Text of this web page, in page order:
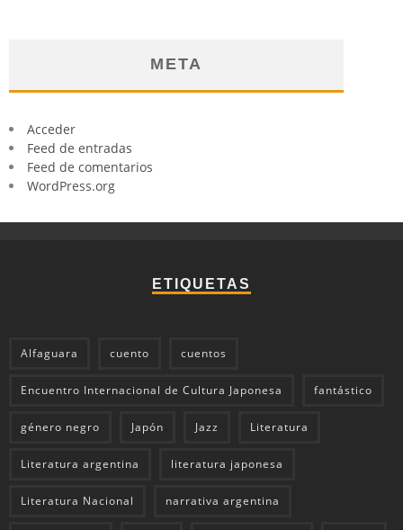
META
Acceder
Feed de entradas
Feed de comentarios
WordPress.org
ETIQUETAS
Alfaguara cuento cuentos
Encuentro Internacional de Cultura Japonesa fantástico
género negro Japón Jazz Literatura
Literatura argentina literatura japonesa
Literatura Nacional narrativa argentina